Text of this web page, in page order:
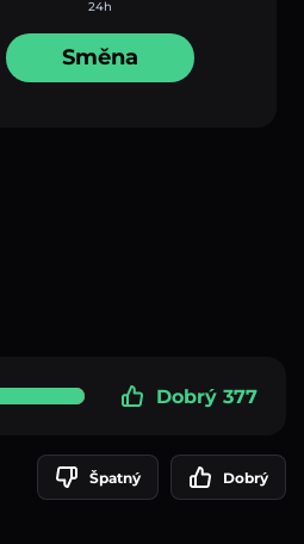
24h
Směna
Dobrý 377
Špatný Dobrý